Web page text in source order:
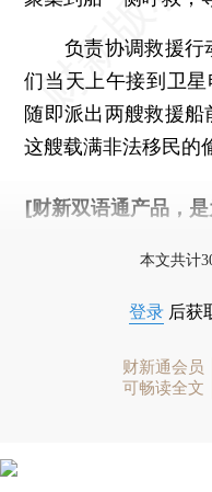
负责协调救援行
们当天上午接到卫星
随即派出两艘救援
这艘载满非法移民的
[财新双语通产品，
本文共计
登录 后获
财新通会员
可畅读全文